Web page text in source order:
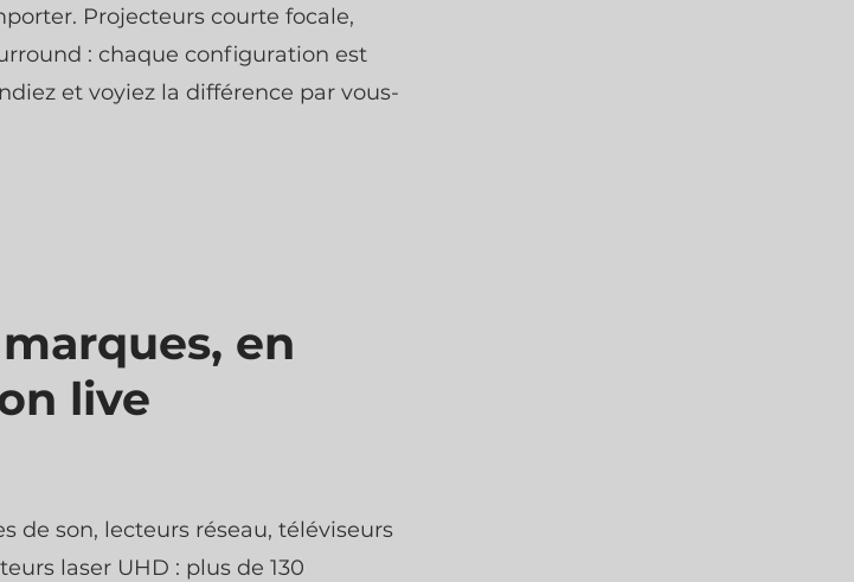
Projecteurs courte focale,
: chaque configuration est
et voyiez la différence par vous-
en
live
de son, lecteurs réseau, téléviseurs
laser UHD : plus de 130